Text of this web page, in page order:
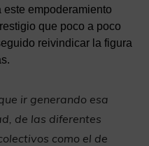
empoderamiento
que poco a poco
reivindicar la figura
ir generando esa
de las diferentes
como el de